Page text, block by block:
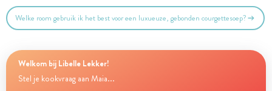
Welke room gebruik ik het best voor een luxueuze, gebonden courgettesoep?
Welkom bij Libelle Lekker!
Stel je kookvraag aan Maia...